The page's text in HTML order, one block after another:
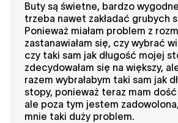
Buty są świetne, bardzo
trzeba nawet zakładać grubych
Ponieważ miałam problem z
zastanawiałam się, czy wybrać
czy taki sam jak długość mojej
zdecydowałam się na większy,
razem wybrałabym taki sam jak
stopy, ponieważ teraz mam dość
ale poza tym jestem
mnie taki duży problem.